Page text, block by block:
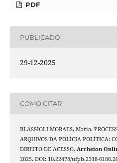
PDF
PUBLICADO
29-12-2025
COMO CITAR
BLASSIOLI MORAES, Maria.
ARQUIVOS DA POLÍCIA POLÍTICA:
DIREITO DE ACESSO. Archeion
2025. DOI: 10.22478/ufpb.2318-